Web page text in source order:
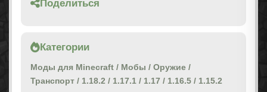
Поделиться
Категории
Моды для Minecraft / Мобы / Оружие /
Транспорт / 1.18.2 / 1.17.1 / 1.17 / 1.16.5 / 1.15.2